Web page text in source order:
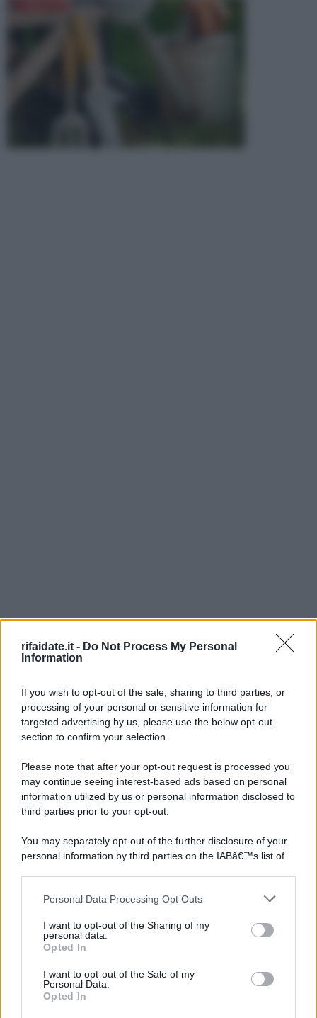
rifaidate.it - Do Not Process My Personal
Information
If you wish to opt-out of the sale, sharing to third parties, or
processing of your personal or sensitive information for
targeted advertising by us, please use the below opt-out
section to confirm your selection.
Please note that after your opt-out request is processed you
may continue seeing interest-based ads based on personal
information utilized by us or personal information disclosed to
third parties prior to your opt-out.
You may separately opt-out of the further disclosure of your
personal information by third parties on the IABâ€™s list of
This information may also be disclosed by us to third parties
further disclose it to other third parties.
Please note that this website/app uses one or more Google
services and may gather and store information including but
not limited to your visit or usage behaviour. You may click to
grant or deny consent to Google and its third-party tags to
Personal Data Processing Opt Outs
I want to opt-out of the Sharing of my
personal data.
Opted In
I want to opt-out of the Sale of my
Personal Data.
Opted In